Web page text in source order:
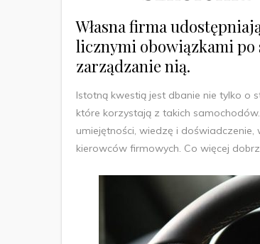
Własna firma
licznymi obowiązkami po
zarządzanie nią.
Istotną kwestią jest dbanie nie tylko o
które korzystają z takich
umiejętności, wiedzę i
kierowców firmowych. Co więcej